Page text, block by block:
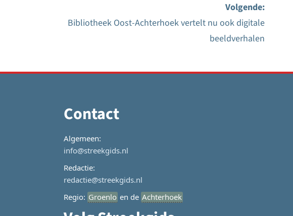
Volgende:
Bibliotheek Oost-Achterhoek vertelt nu ook digitale
beeldverhalen
Contact
Algemeen:
info@streekgids.nl
Redactie:
redactie@streekgids.nl
Regio: Groenlo en de Achterhoek